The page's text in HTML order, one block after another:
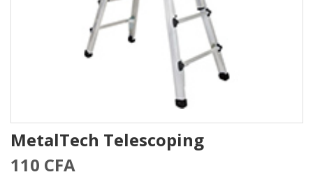
MetalTech Telescoping
110 CFA